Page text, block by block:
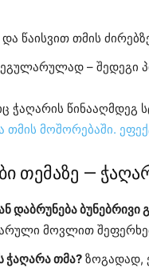
წაისვით თმის
– შედეგი
ჭაღარის წინააღმდეგ
მოშორებაში.
თემაზე —
დაბრუნება ბუნებრივი
მოვლით
ჭაღარა თმა? ზოგადად,